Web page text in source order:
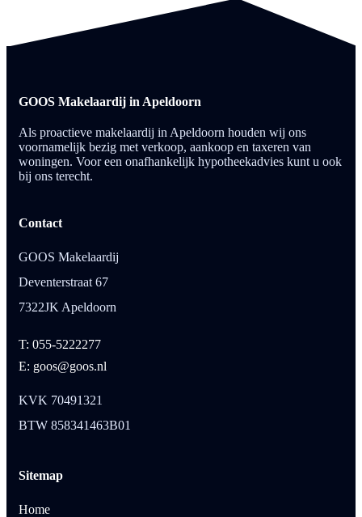
GOOS Makelaardij in Apeldoorn
Als proactieve makelaardij in Apeldoorn houden wij ons
voornamelijk bezig met verkoop, aankoop en taxeren van
woningen. Voor een onafhankelijk hypotheekadvies kunt u ook
bij ons terecht.
Contact
GOOS Makelaardij
Deventerstraat 67
7322JK Apeldoorn
T: 055-5222277
E: goos@goos.nl
KVK 70491321
BTW 858341463B01
Sitemap
Home